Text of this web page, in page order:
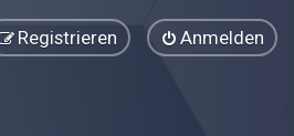
Anmelden
Registrieren